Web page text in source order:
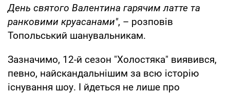
День святого Валентина гарячим латте та
ранковими круасанами", – розповів
Топольський шанувальникам.
Зазначимо, 12-й сезон "Холостяка" виявився,
певно, найскандальнішим за всю історію
існування шоу. І йдеться не лише про